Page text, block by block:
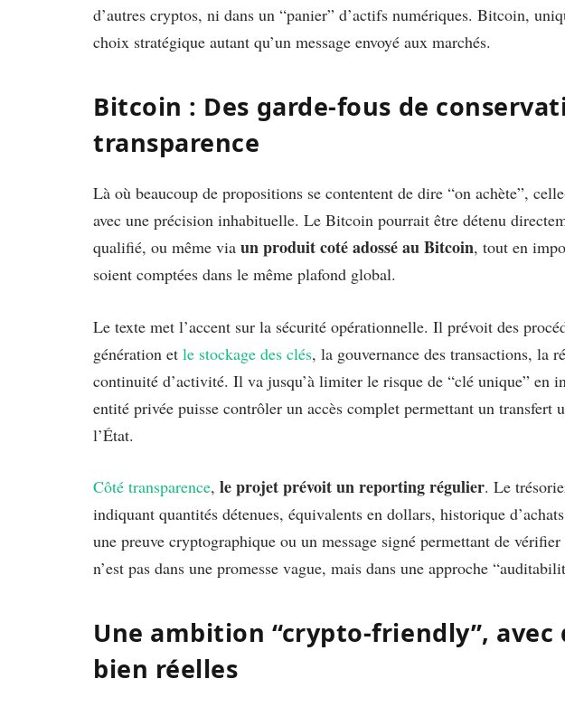
d’autres cryptos, ni dans un “panier” d’actifs numériques. Bitcoin,
choix stratégique autant qu’un message envoyé aux marchés.
Bitcoin : Des garde-fous de
transparence
Là où beaucoup de propositions se contentent de dire “on achète”,
avec une précision inhabituelle. Le Bitcoin pourrait être détenu
qualifié, ou même via un produit coté adossé au Bitcoin, tout en
soient comptées dans le même plafond global.
Le texte met l’accent sur la sécurité opérationnelle. Il prévoit des
génération et le stockage des clés, la gouvernance des transactions, la
continuité d’activité. Il va jusqu’à limiter le risque de “clé unique” en
entité privée puisse contrôler un accès complet permettant un transfert
l’État.
Côté transparence, le projet prévoit un reporting régulier. Le
indiquant quantités détenues, équivalents en dollars, historique
une preuve cryptographique ou un message signé permettant de
n’est pas dans une promesse vague, mais dans une approche
Une ambition “crypto-friendly”,
bien réelles